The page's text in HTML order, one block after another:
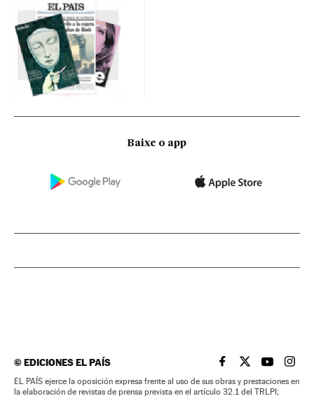
Baixe o app
©EDICIONES EL PAÍS EL PAÍS BRASIL EN
EL PAÍSEL PAÍS
EL
EL PAÍS ejerce la oposición expresa frente al uso de sus obras y prestaciones en
la elaboración de revistas de prensa prevista en el artículo 32.1 del TRLPI;